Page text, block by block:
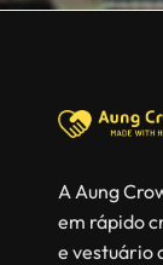
A Aung
em rápido
e vestuário